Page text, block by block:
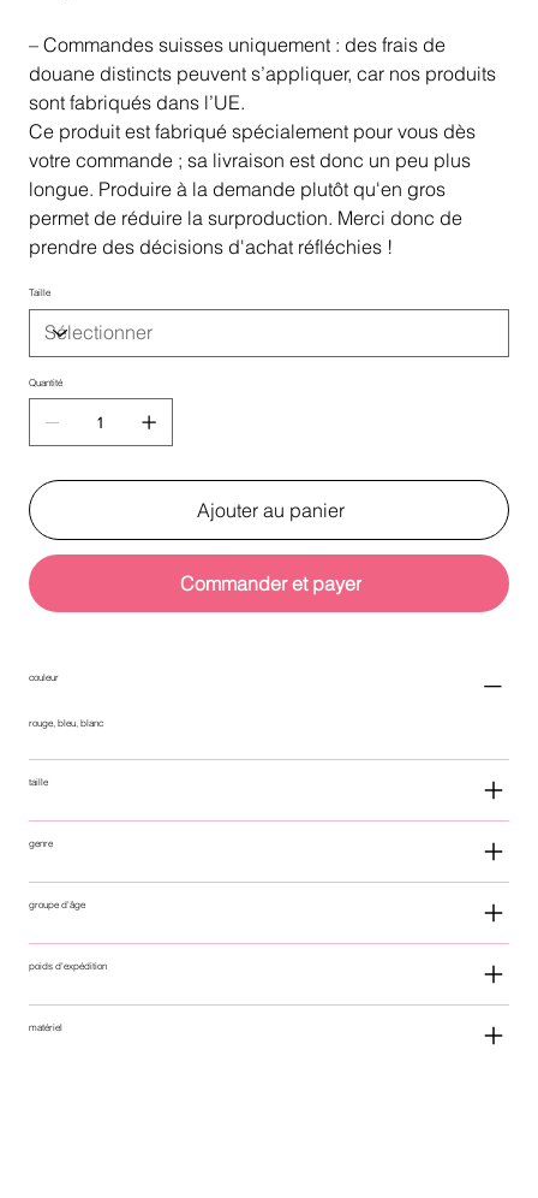
– Commandes suisses uniquement : des frais de
douane distincts peuvent s’appliquer, car nos produits
sont fabriqués dans l’UE.
Ce produit est fabriqué spécialement pour vous dès
votre commande ; sa livraison est donc un peu plus
longue. Produire à la demande plutôt qu'en gros
permet de réduire la surproduction. Merci donc de
prendre des décisions d'achat réfléchies !
Taille
Quantité
Ajouter au panier
Commander et payer
couleur
rouge, bleu, blanc
taille
genre
groupe d'âge
poids d'expédition
matériel